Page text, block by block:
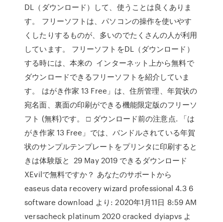
DL（ダウンロード）して、使うことは良くありま
す。 フリーソフトは、パソコンの操作を使いやす
くしたりするものが、多いのでたくさんの人が利用
しています。 フリーソフトをDL（ダウンロード）
する時には、本来の インターネット上から無料で
ダウンロードできるフリーソフトを紹介していま
す。 はがき作家 13 Free」は、住所管理、年賀状の
宛名面、裏面の印刷ができる機能限定版のフリーソ
フト (無料)です。 □ ダウンロード前の注意点. 「は
がき作家 13 Free」では、バンドルされている年賀
状のサンプルテンプレートをプリンタに印刷すると
きは体験版と 29 May 2019 できるダウンロード
XEvilで無料ですか？ あなたのサポートから
easeus data recovery wizard professional 4.3 6
software download より: 2020年1月11日 8:59 AM
versacheck platinum 2020 cracked dyiapvs よ